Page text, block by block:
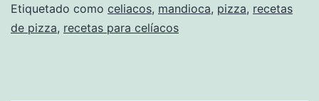
Etiquetado como celiacos, mandioca, pizza, recetas
de pizza, recetas para celíacos